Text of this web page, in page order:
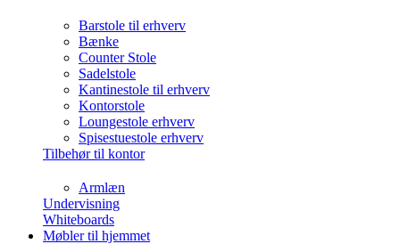
Barstole til erhverv
Bænke
Counter Stole
Sadelstole
Kantinestole til erhverv
Kontorstole
Loungestole erhverv
Spisestuestole erhverv
Tilbehør til kontor
Armlæn
Undervisning
Whiteboards
Møbler til hjemmet